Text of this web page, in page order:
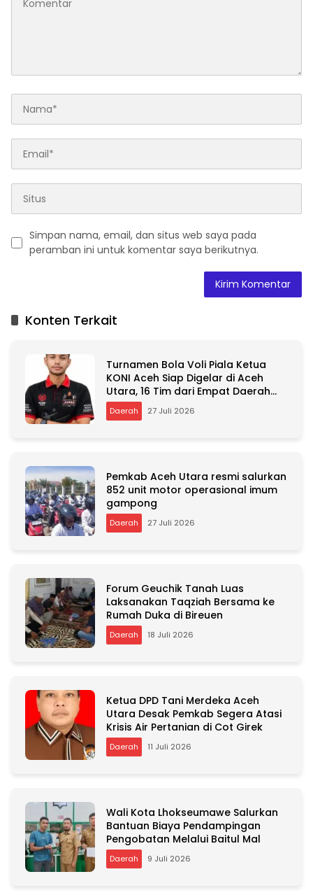
Simpan nama, email, dan situs web saya pada
peramban ini untuk komentar saya berikutnya.
e Konten Terkait
Turnamen Bola Voli Piala Ketua
KONI Aceh Siap Digelar di Aceh
Utara, 16 Tim dari Empat Daerah
Ambil Bagian
Daerah 27 Juli 2026
Pemkab Aceh Utara resmi salurkan
852 unit motor operasional imum
gampong
Daerah 27 Juli 2026
Forum Geuchik Tanah Luas
Laksanakan Taqziah Bersama ke
Rumah Duka di Bireuen
Daerah 18 Juli 2026
Ketua DPD Tani Merdeka Aceh
Utara Desak Pemkab Segera Atasi
Krisis Air Pertanian di Cot Girek
Daerah 11 Juli 2026
Wali Kota Lhokseumawe Salurkan
Bantuan Biaya Pendampingan
Pengobatan Melalui Baitul Mal
Daerah 9 Juli 2026